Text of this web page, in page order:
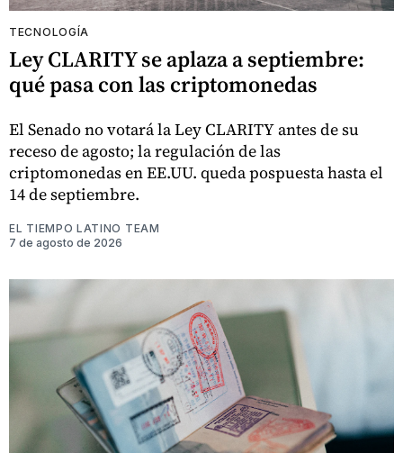
TECNOLOGÍA
Ley CLARITY se aplaza a septiembre:
qué pasa con las criptomonedas
El Senado no votará la Ley CLARITY antes de su
receso de agosto; la regulación de las
criptomonedas en EE.UU. queda pospuesta hasta el
14 de septiembre.
EL TIEMPO LATINO TEAM
7 de agosto de 2026